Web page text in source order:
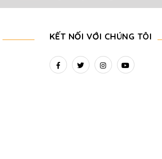
KẾT NỐI VỚI CHÚNG TÔI